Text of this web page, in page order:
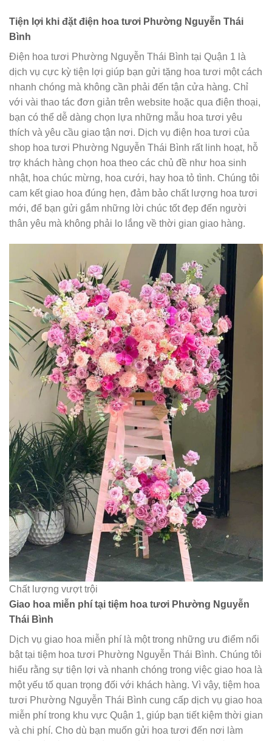
Tiện lợi khi đặt điện hoa tươi Phường Nguyễn Thái
Bình
Điện hoa tươi Phường Nguyễn Thái Bình tại Quận 1 là
dịch vụ cực kỳ tiện lợi giúp bạn gửi tặng hoa tươi một cách
nhanh chóng mà không cần phải đến tận cửa hàng. Chỉ
với vài thao tác đơn giản trên website hoặc qua điện thoại,
bạn có thể dễ dàng chọn lựa những mẫu hoa tươi yêu
thích và yêu cầu giao tận nơi. Dịch vụ điện hoa tươi của
shop hoa tươi Phường Nguyễn Thái Bình rất linh hoạt, hỗ
trợ khách hàng chọn hoa theo các chủ đề như hoa sinh
nhật, hoa chúc mừng, hoa cưới, hay hoa tỏ tình. Chúng tôi
cam kết giao hoa đúng hẹn, đảm bảo chất lượng hoa tươi
mới, để bạn gửi gắm những lời chúc tốt đẹp đến người
thân yêu mà không phải lo lắng về thời gian giao hàng.
Chất lượng vượt trội
Giao hoa miễn phí tại tiệm hoa tươi Phường Nguyễn
Thái Bình
Dịch vụ giao hoa miễn phí là một trong những ưu điểm nổi
bật tại tiệm hoa tươi Phường Nguyễn Thái Bình. Chúng tôi
hiểu rằng sự tiện lợi và nhanh chóng trong việc giao hoa là
một yếu tố quan trọng đối với khách hàng. Vì vậy, tiệm hoa
tươi Phường Nguyễn Thái Bình cung cấp dịch vụ giao hoa
miễn phí trong khu vực Quận 1, giúp bạn tiết kiệm thời gian
và chi phí. Cho dù bạn muốn gửi hoa tươi đến nơi làm